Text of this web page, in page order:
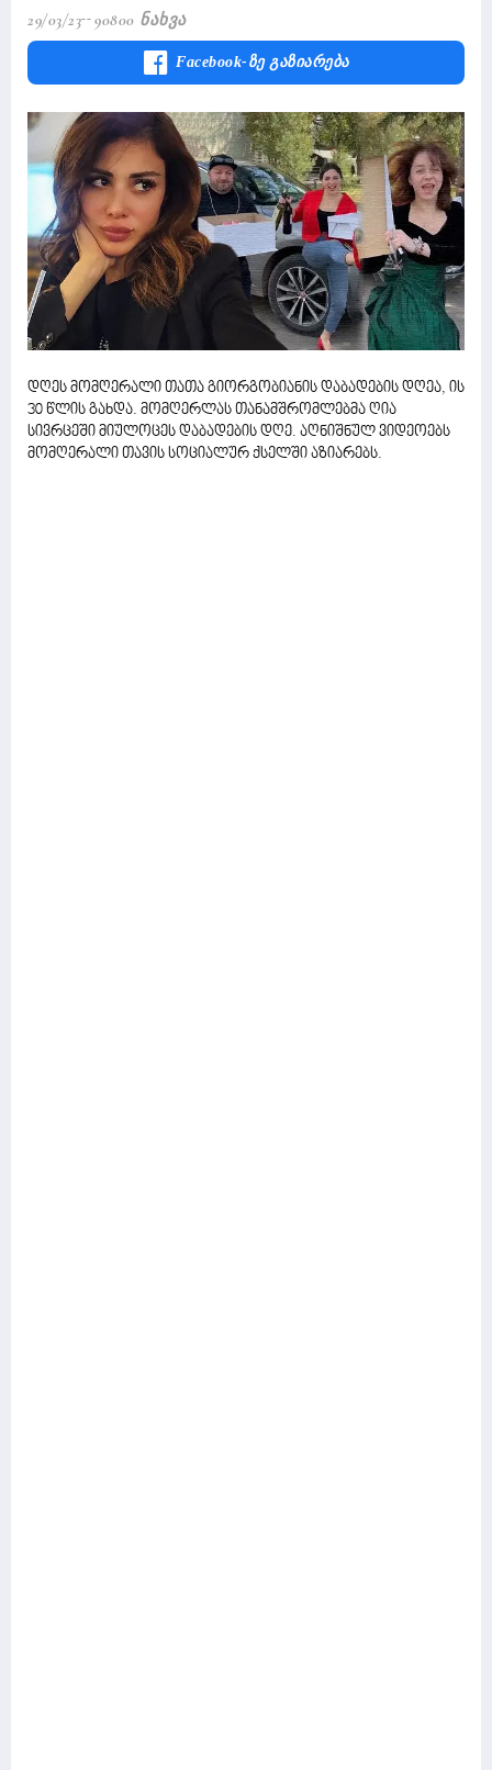
29/03/23 90800 Ნახვა
Facebook-Ზე Გაზიარება
დღეს მომღერალი თათა გიორგობიანის დაბადების დღეა, ის
30 წლის გახდა. მომღერლას თანამშრომლებმა ღია
სივრცეში მიულოცეს დაბადების დღე. აღნიშნულ ვიდეოებს
მომღერალი თავის სოციალურ ქსელში აზიარებს.